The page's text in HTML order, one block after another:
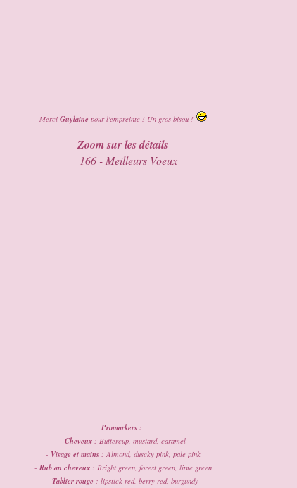
Merci Guylaine pour l'empreinte ! Un gros bisou !
Zoom sur les détails
Promarkers :
- Cheveux : Buttercup, mustard, caramel
- Visage et mains: Almond, duscky pink, pale pink
- Rub an cheveux: Bright green, forest green, lime green
- Tablier rouge : lipstick red, berry red, burgundy